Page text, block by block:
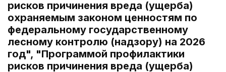
рисков причинения вреда (ущерба)
охраняемым законом ценностям по
федеральному государственному
лесному контролю (надзору) на 2026
год", "Программой профилактики
рисков причинения вреда (ущерба)